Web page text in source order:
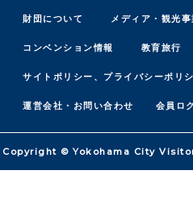
財団について メディア・観光
コンベンション情報 教育旅行
サイトポリシー、プライバシーポリ
運営会社・お問い合わせ 会員ロ
Copyright © Yokohama City